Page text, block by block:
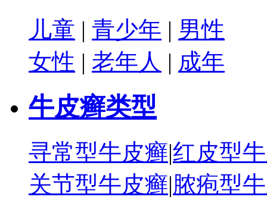
儿童 | 青少年 | 男性
女性 | 老年人 | 成年
牛皮癣类型
寻常型牛皮癣|红皮型
关节型牛皮癣|脓疱型